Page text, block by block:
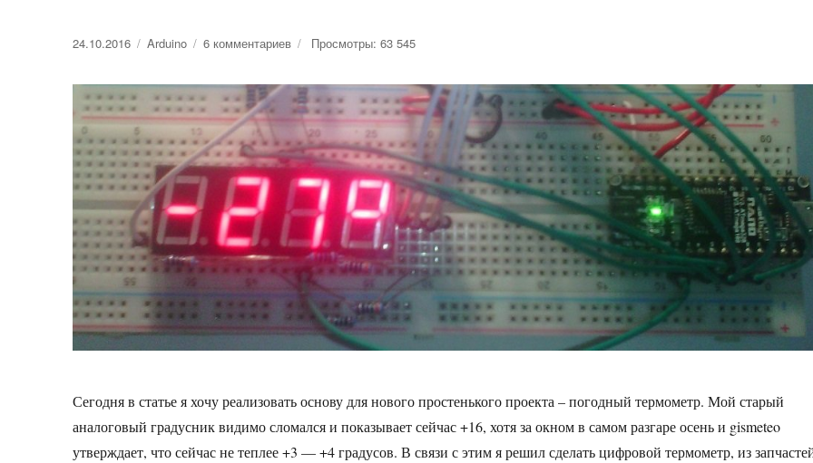
Опубликовано
24.10.2016 Рубрики
Arduino 6 комментариев
4-
разрядный
7-
сегментный
индикатор
hs420561k-
32
в
связке
с
74HC595
и
arduino
Просмотры: 63 545
Сегодня в статье я хочу реализовать основу для нового простенького проекта – погодный термометр. Мой старый
аналоговый градусник видимо сломался и показывает сейчас +16, хотя за окном в самом разгаре осень и gismeteo
утверждает, что сейчас не теплее +3 — +4 градусов. В связи с этим я решил сделать цифровой термометр, из